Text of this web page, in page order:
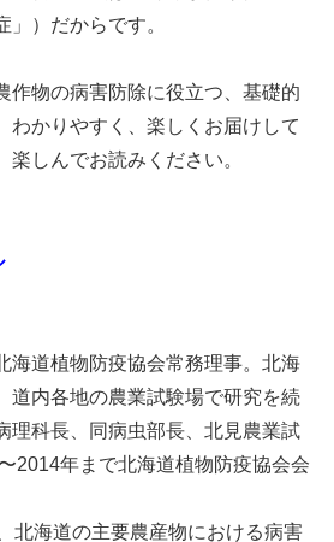
」）だからです。
物の病害防除に役立つ、基礎的
わかりやすく、楽しくお届けして
楽しんでお読みください。
海道植物防疫協会常務理事。北海
道内各地の農業試験場で研究を続
理科長、同病虫部長、北見農業試
2014年まで北海道植物防疫協会会
北海道の主要農産物における病害